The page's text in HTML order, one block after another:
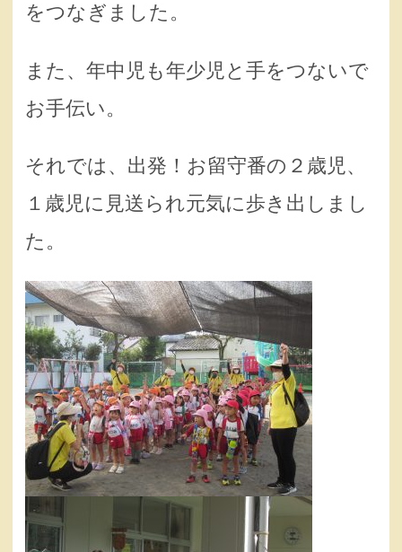
をつなぎました。
また、年中児も年少児と手をつないで
お手伝い。
それでは、出発！お留守番の２歳児、
１歳児に見送られ元気に歩き出しまし
た。